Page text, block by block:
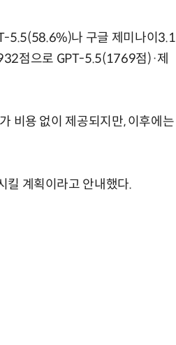
5.5(58.6%)나 구글 제미나이3.1
점으로 GPT-5.5(1769점)·제
비용 없이 제공되지만, 이후에는
킬 계획이라고 안내했다.